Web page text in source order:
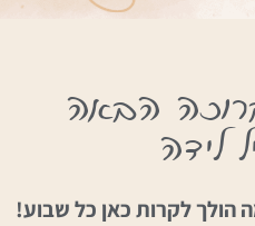
13 ברוכה הבאה
לידה
הולך לקרות כאן כל שבוע!